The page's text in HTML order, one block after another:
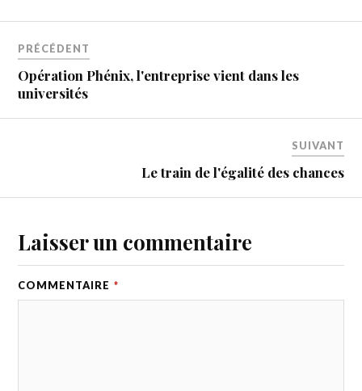
PRÉCÉDENT
Opération Phénix, l'entreprise vient dans les
universités
SUIVANT
Le train de l'égalité des chances
Laisser un commentaire
COMMENTAIRE *